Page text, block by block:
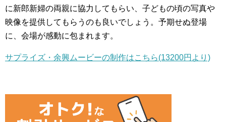
に新郎新婦の両親に協力してもらい、子どもの頃の写真や
映像を提供してもらうのも良いでしょう。予期せぬ登場
に、会場が感動に包まれます。
サプライズ・余興ムービーの制作はこちら(13200円より)